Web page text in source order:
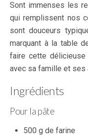
Sont immenses les
qui remplissent nos
sont douceurs
marquant à la table
faire cette
avec sa famille et ses
Ingrédients
Pour la pâte
500 g de farine